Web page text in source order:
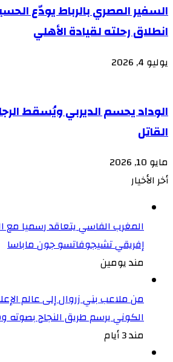
السفير المصري بالرباط يودّع
انطلاق رحلته لقيادة الأهلي
يوليو 4, 2026
الوداد يحسم الديربي ويُسقط
القاتل
مايو 10, 2026
أخر الأخيار
المغرب الفاسي يتعاقد رسميا مع
إفريقي تشيجوفاتسو جون ماباسا
مند يومين
من ملاعب بني زروال إلى عالم
الكوني يرسم طريق النجاح
مند 3 أيام